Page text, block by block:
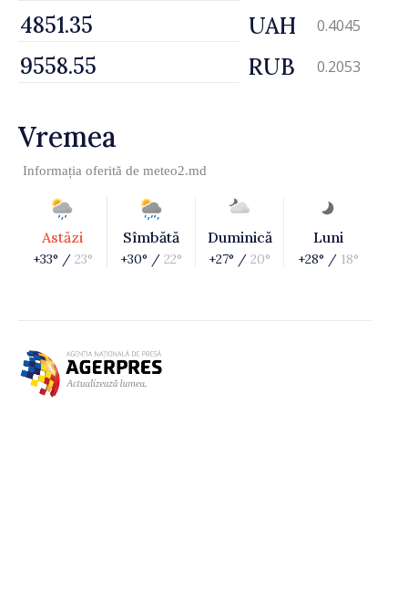
UAH 0.4045
RUB 0.2053
Vremea
Informația oferită de meteo2.md
Astăzi
+33° / 23°
Sîmbătă
+30° / 22°
Duminică
+27° / 20°
Luni
+28° / 18°